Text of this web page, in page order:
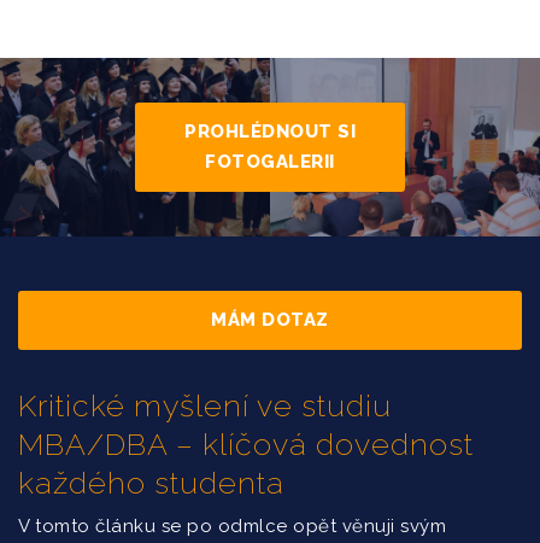
PROHLÉDNOUT SI
FOTOGALERII
MÁM DOTAZ
Kritické myšlení ve studiu
MBA/DBA – klíčová dovednost
každého studenta
V tomto článku se po odmlce opět věnuji svým